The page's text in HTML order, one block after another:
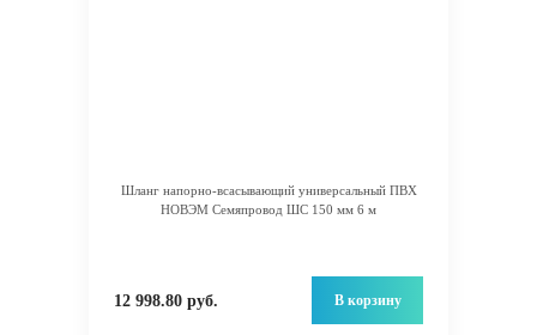
Шланг напорно-всасывающий универсальный ПВХ
НОВЭМ Семяпровод ШС 150 мм 6 м
12 998.80 руб. В корзину